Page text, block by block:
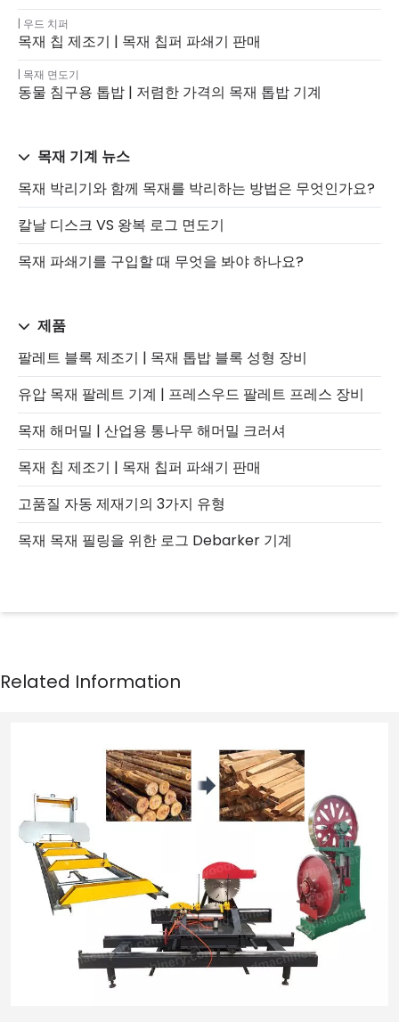
우드 치퍼
목재 칩 제조기 | 목재 칩퍼 파쇄기 판매
목재 면도기
동물 침구용 톱밥 | 저렴한 가격의 목재 톱밥 기계
목재 기계 뉴스
목재 박리기와 함께 목재를 박리하는 방법은 무엇인가요?
칼날 디스크 VS 왕복 로그 면도기
목재 파쇄기를 구입할 때 무엇을 봐야 하나요?
제품
팔레트 블록 제조기 | 목재 톱밥 블록 성형 장비
유압 목재 팔레트 기계 | 프레스우드 팔레트 프레스 장비
목재 해머밀 | 산업용 통나무 해머밀 크러셔
목재 칩 제조기 | 목재 칩퍼 파쇄기 판매
고품질 자동 제재기의 3가지 유형
목재 목재 필링을 위한 로그 Debarker 기계